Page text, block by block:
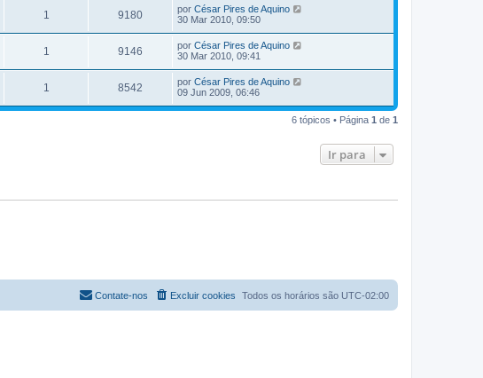
1 9180 por César Pires de Aquino
30 Mar 2010, 09:50
1 9146 por César Pires de Aquino
30 Mar 2010, 09:41
1 8542 por César Pires de Aquino
09 Jun 2009, 06:46
6 tópicos • Página 1 de 1
Ir para
Todos os horários são UTC-02:00
Excluir cookies
Contate-nos